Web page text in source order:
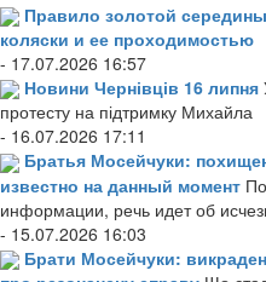
Правило золотой
коляски и ее проходимостью
- 17.07.2026 16:57
Новини Чернівців 16 липня
протесту на підтримку Михайла
- 16.07.2026 17:11
Братья Мосейчуки:
известно на данный момент
информации, речь идет об
- 15.07.2026 16:03
Брати Мосейчуки: